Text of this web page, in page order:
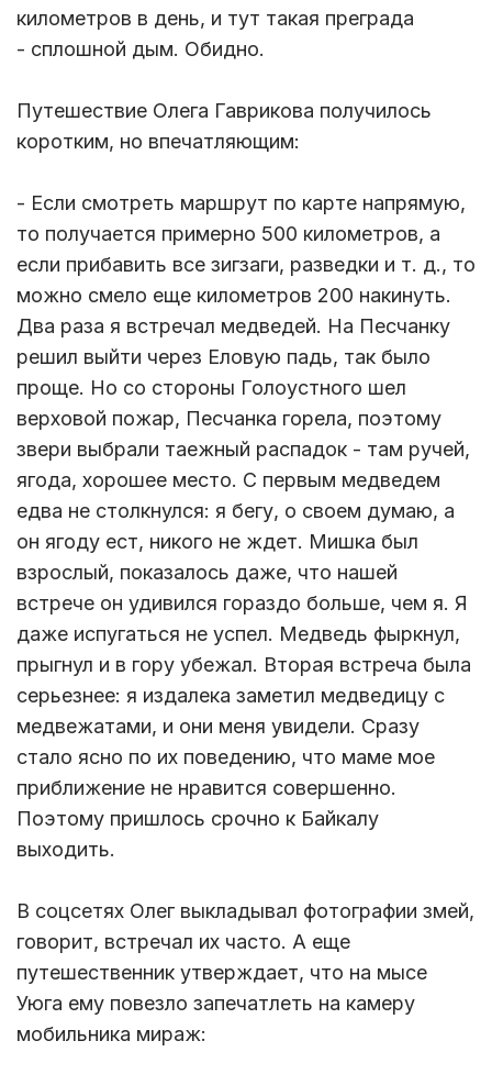
километров в день, и тут такая преграда
- сплошной дым. Обидно.
Путешествие Олега Гаврикова получилось
коротким, но впечатляющим:
- Если смотреть маршрут по карте напрямую,
то получается примерно 500 километров, а
если прибавить все зигзаги, разведки и т. д., то
можно смело еще километров 200 накинуть.
Два раза я встречал медведей. На Песчанку
решил выйти через Еловую падь, так было
проще. Но со стороны Голоустного шел
верховой пожар, Песчанка горела, поэтому
звери выбрали таежный распадок - там ручей,
ягода, хорошее место. С первым медведем
едва не столкнулся: я бегу, о своем думаю, а
он ягоду ест, никого не ждет. Мишка был
взрослый, показалось даже, что нашей
встрече он удивился гораздо больше, чем я. Я
даже испугаться не успел. Медведь фыркнул,
прыгнул и в гору убежал. Вторая встреча была
серьезнее: я издалека заметил медведицу с
медвежатами, и они меня увидели. Сразу
стало ясно по их поведению, что маме мое
приближение не нравится совершенно.
Поэтому пришлось срочно к Байкалу
выходить.
В соцсетях Олег выкладывал фотографии змей,
говорит, встречал их часто. А еще
путешественник утверждает, что на мысе
Уюга ему повезло запечатлеть на камеру
мобильника мираж: